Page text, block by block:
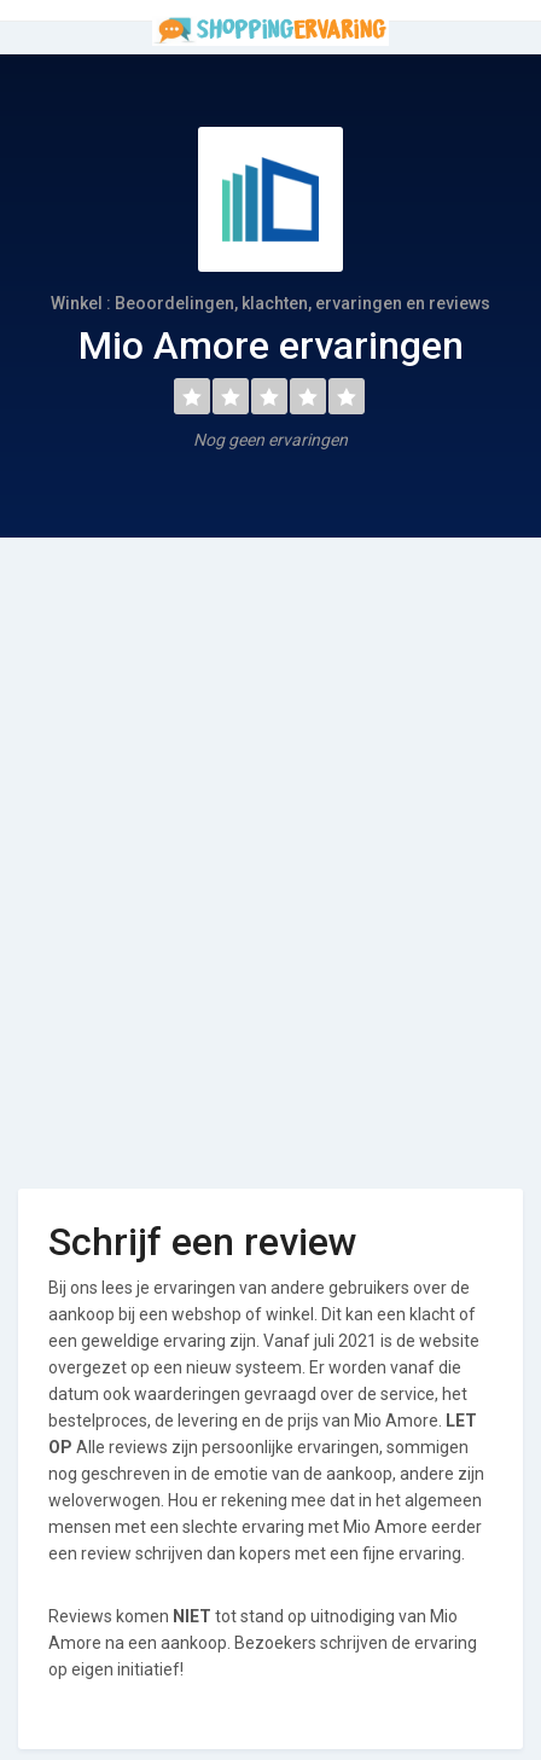
Winkel : Beoordelingen, klachten, ervaringen en reviews
Mio Amore ervaringen
Nog geen ervaringen
Schrijf een review
Bij ons lees je ervaringen van andere gebruikers over de
aankoop bij een webshop of winkel. Dit kan een klacht of
een geweldige ervaring zijn. Vanaf juli 2021 is de website
overgezet op een nieuw systeem. Er worden vanaf die
datum ook waarderingen gevraagd over de service, het
bestelproces, de levering en de prijs van Mio Amore.
LET
OP Alle reviews zijn persoonlijke ervaringen, sommigen
nog geschreven in de emotie van de aankoop, andere zijn
weloverwogen. Hou er rekening mee dat in het algemeen
mensen met een slechte ervaring met Mio Amore eerder
een review schrijven dan kopers met een fijne ervaring.
Reviews komen NIET tot stand op uitnodiging van Mio
Amore na een aankoop. Bezoekers schrijven de ervaring
op eigen initiatief!